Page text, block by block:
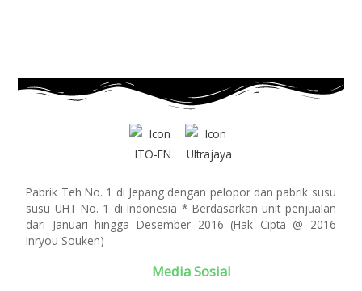
Pabrik Teh No. 1 di Jepang dengan pelopor dan pabrik susu
susu UHT No. 1 di Indonesia * Berdasarkan unit penjualan
dari Januari hingga Desember 2016 (Hak Cipta @ 2016
Inryou Souken)
Media Sosial